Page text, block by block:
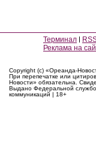
Терминал
Реклама на
Copyright (c) «Ореанда-
При перепечатке или
Новости» обязательна.
Выдано Федеральной
коммуникаций | 18+